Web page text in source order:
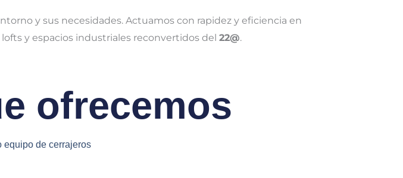
y sus necesidades. Actuamos con rapidez y eficiencia en
y espacios industriales reconvertidos del 22@.
ofrecemos
equipo de cerrajeros